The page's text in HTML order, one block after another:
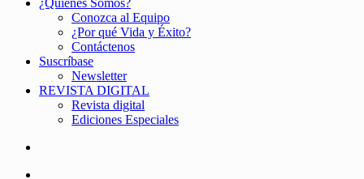
¿Quiénes Somos?
Conozca al Equipo
¿Por qué Vida y Éxito?
Contáctenos
Suscríbase
Newsletter
REVISTA DIGITAL
Revista digital
Ediciones Especiales